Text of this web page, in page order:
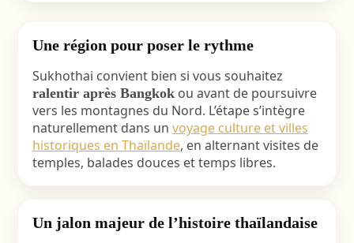
Une région pour poser le rythme
Sukhothai convient bien si vous souhaitez
ralentir après Bangkokou avant de poursuivre
vers les montagnes du Nord. L’étape s’intègre
naturellement dans un voyage culture et villes
historiques en Thaïlande, en alternant visites de
temples, balades douces et temps libres.
Un jalon majeur de l’histoire thaïlandaise